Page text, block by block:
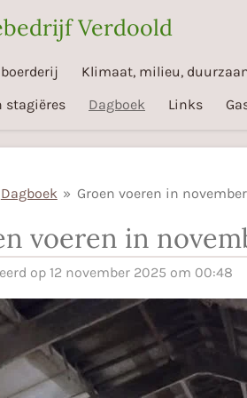
Verdoold
boerderij Klimaat, milieu,
stagiëres
Dagboek Links
Dagboek » Groen voeren in
voeren in
op 12 november 2025 om 00:48